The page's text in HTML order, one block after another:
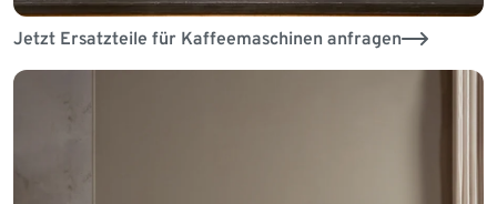
Jetzt Ersatzteile für Kaffeemaschinen anfragen